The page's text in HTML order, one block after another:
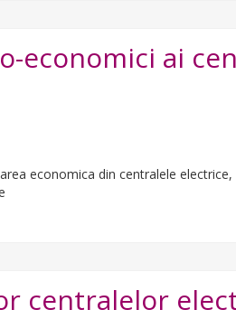
economici ai
economica din centralele
centralelor